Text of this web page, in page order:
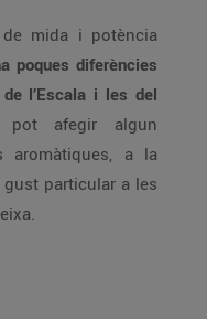
mida i potència
poques diferències
l’Escala i les del
pot afegir algun
aromàtiques, a la
gust particular a les